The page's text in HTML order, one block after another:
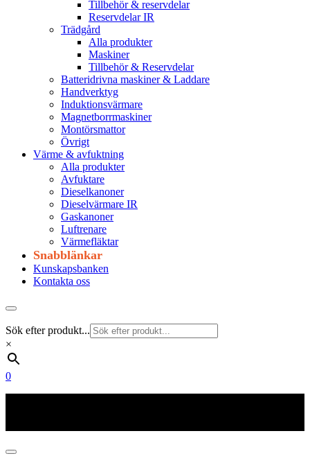
Tillbehör & reservdelar
Reservdelar IR
Trädgård
Alla produkter
Maskiner
Tillbehör & Reservdelar
Batteridrivna maskiner & Laddare
Handverktyg
Induktionsvärmare
Magnetborrmaskiner
Montörsmattor
Övrigt
Värme & avfuktning
Alla produkter
Avfuktare
Dieselkanoner
Dieselvärmare IR
Gaskanoner
Luftrenare
Värmefläktar
Snabblänkar
Kunskapsbanken
Kontakta oss
Sök efter produkt...
×
0